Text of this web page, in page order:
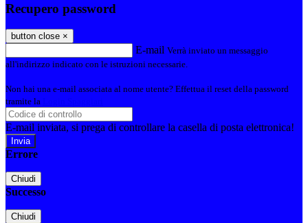
Recupero password
button close ×
E-mail Verrà inviato un messaggio
all'indirizzo indicato con le istruzioni necessarie.
Non hai una e-mail associata al nome utente? Effettua il reset della password
tramite la
E-mail inviata, si prega di controllare la casella di posta elettronica!
Errore
Chiudi
Successo
Chiudi